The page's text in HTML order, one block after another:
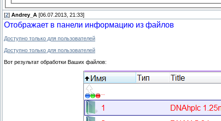
[2] Andrey_A [06.07.2013, 21:33]
Отображает в панели информацию из файлов
Доступно только для пользователей
Доступно только для пользователей
Вот результат обработки Ваших файлов: